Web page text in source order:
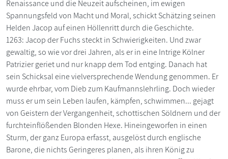
Renaissance und die Neuzeit aufscheinen, im ewigen
Spannungsfeld von Macht und Moral, schickt Schätzing seinen
Helden Jacop auf einen Höllenritt durch die Geschichte.
1263: Jacop der Fuchs steckt in Schwierigkeiten. Und zwar
gewaltig, so wie vor drei Jahren, als er in eine Intrige Kölner
Patrizier geriet und nur knapp dem Tod entging. Danach hat
sein Schicksal eine vielversprechende Wendung genommen. Er
wurde ehrbar, vom Dieb zum Kaufmannslehrling. Doch wieder
muss er um sein Leben laufen, kämpfen, schwimmen... gejagt
von Geistern der Vergangenheit, schottischen Söldnern und der
furchteinflößenden Blonden Hexe. Hineingeworfen in einen
Sturm, der ganz Europa erfasst, ausgelöst durch englische
Barone, die nichts Geringeres planen, als ihren König zu